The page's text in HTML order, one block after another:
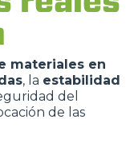
materiales en
, la estabilidad
del
de las